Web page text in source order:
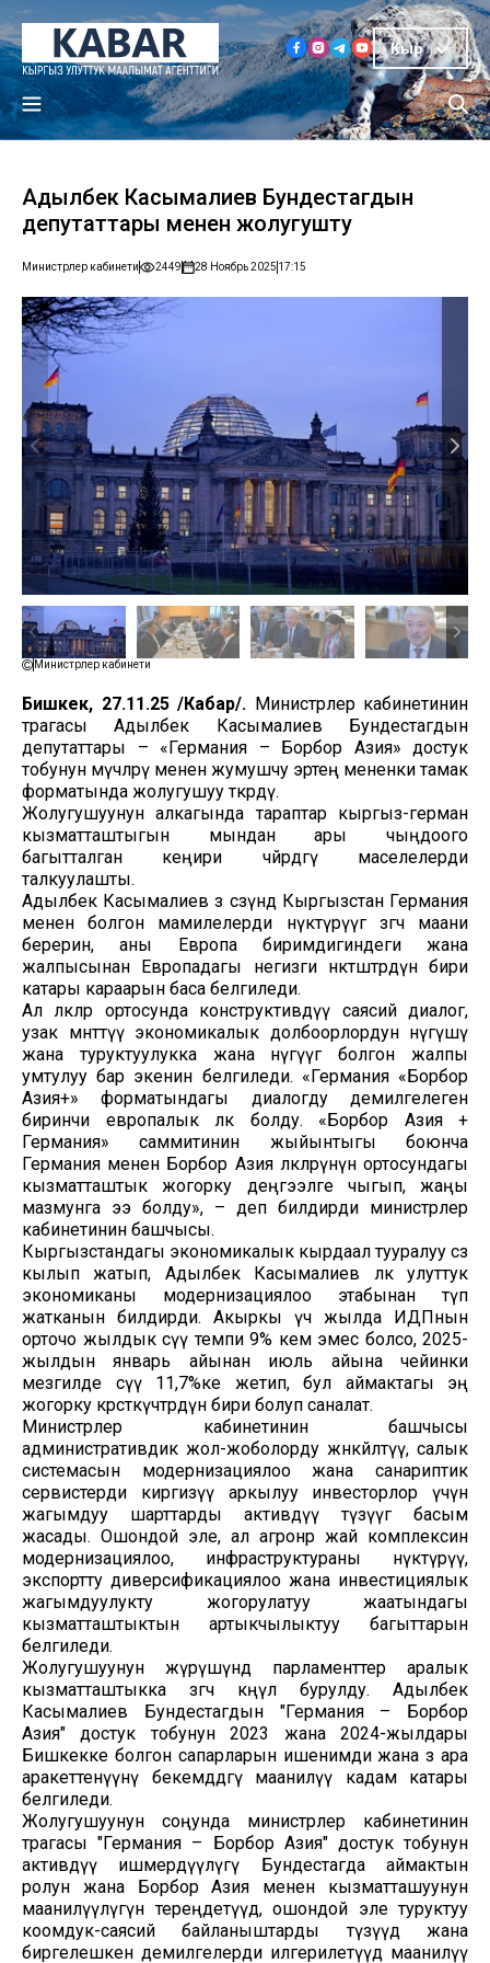
Кыр
Адылбек Касымалиев Бундестагдын
депутаттары менен жолугушту
Министрлер кабинети 2449 28 Ноябрь 2025 17:15
Министрлер кабинети
Бишкек, 27.11.25 /Кабар/. Министрлер кабинетинин
төрагасы Адылбек Касымалиев Бундестагдын
депутаттары – «Германия – Борбор Азия» достук
тобунун мүчөлөрү менен жумушчу эртең мененки тамак
форматында жолугушуу өткөрдү.
Жолугушуунун алкагында тараптар кыргыз-герман
кызматташтыгын мындан ары чыңдоого
багытталган кеңири чөйрөдөгү маселелерди
талкуулашты.
Адылбек Касымалиев өз сөзүндө Кыргызстан Германия
менен болгон мамилелерди өнүктүрүүгө өзгөчө маани
берерин, аны Европа биримдигиндеги жана
жалпысынан Европадагы негизги өнөктөштөрдүн бири
катары караарын баса белгиледи.
Ал өлкөлөр ортосунда конструктивдүү саясий диалог,
узак мөөнөттүү экономикалык долбоорлордун өнүгүшү
жана туруктуулукка жана өнүгүүгө болгон жалпы
умтулуу бар экенин белгиледи. «Германия «Борбор
Азия+» форматындагы диалогду демилгелеген
биринчи европалык өлкө болду. «Борбор Азия +
Германия» саммитинин жыйынтыгы боюнча
Германия менен Борбор Азия өлкөлөрүнүн ортосундагы
кызматташтык жогорку деңгээлге чыгып, жаңы
мазмунга ээ болду», – деп билдирди министрлер
кабинетинин башчысы.
Кыргызстандагы экономикалык кырдаал тууралуу сөз
кылып жатып, Адылбек Касымалиев өлкө улуттук
экономиканы модернизациялоо этабынан өтүп
жатканын билдирди. Акыркы үч жылда ИДПнын
орточо жылдык өсүү темпи 9% кем эмес болсо, 2025-
жылдын январь айынан июль айына чейинки
мезгилде өсүү 11,7%ке жетип, бул аймактагы эң
жогорку көрсөткүчтөрдүн бири болуп саналат.
Министрлер кабинетинин башчысы
административдик жол-жоболорду жөнөкөйлөтүү, салык
системасын модернизациялоо жана санариптик
сервистерди киргизүү аркылуу инвесторлор үчүн
жагымдуу шарттарды активдүү түзүүгө басым
жасады. Ошондой эле, ал агроөнөр жай комплексин
модернизациялоо, инфраструктураны өнүктүрүү,
экспортту диверсификациялоо жана инвестициялык
жагымдуулукту жогорулатуу жаатындагы
кызматташтыктын артыкчылыктуу багыттарын
белгиледи.
Жолугушуунун жүрүшүндө парламенттер аралык
кызматташтыкка өзгөчө көңүл бурулду. Адылбек
Касымалиев Бундестагдын "Германия – Борбор
Азия" достук тобунун 2023 жана 2024-жылдары
Бишкекке болгон сапарларын ишенимди жана өз ара
аракеттенүүнү бекемдөөдөгү маанилүү кадам катары
белгиледи.
Жолугушуунун соңунда министрлер кабинетинин
төрагасы "Германия – Борбор Азия" достук тобунун
активдүү ишмердүүлүгү Бундестагда аймактын
ролун жана Борбор Азия менен кызматташуунун
маанилүүлүгүн тереңдетүүдө, ошондой эле туруктуу
коомдук-саясий байланыштарды түзүүдө жана
биргелешкен демилгелерди илгерилетүүдө маанилүү